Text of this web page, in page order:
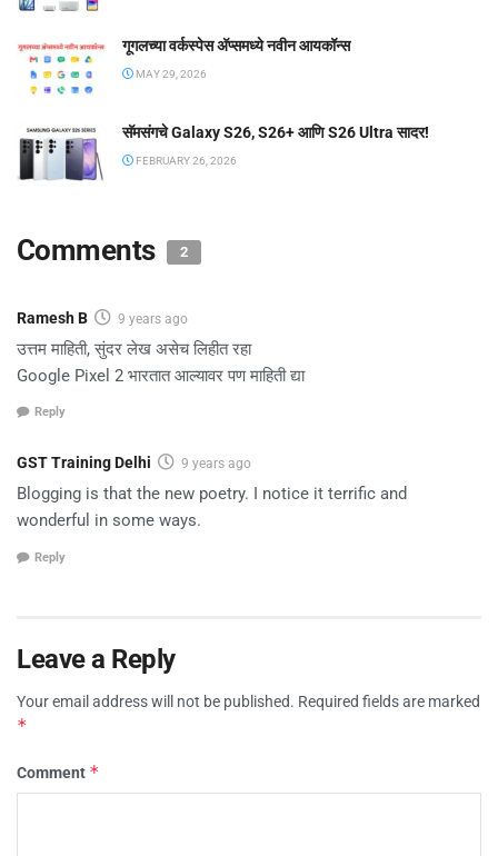
गूगलच्या वर्कस्पेस अ‍ॅप्समध्ये नवीन आयकॉन्स
MAY 29, 2026
सॅमसंगचे Galaxy S26, S26+ आणि S26 Ultra सादर!
FEBRUARY 26, 2026
Comments 2
Ramesh B 9 years ago
उत्तम माहिती, सुंदर लेख असेच लिहीत रहा
Google Pixel 2 भारतात आल्यावर पण माहिती द्या
Reply
GST Training Delhi 9 years ago
Blogging is that the new poetry. I notice it terrific and
wonderful in some ways.
Reply
Leave a Reply
Your email address will not be published. Required fields are marked
*
Comment *